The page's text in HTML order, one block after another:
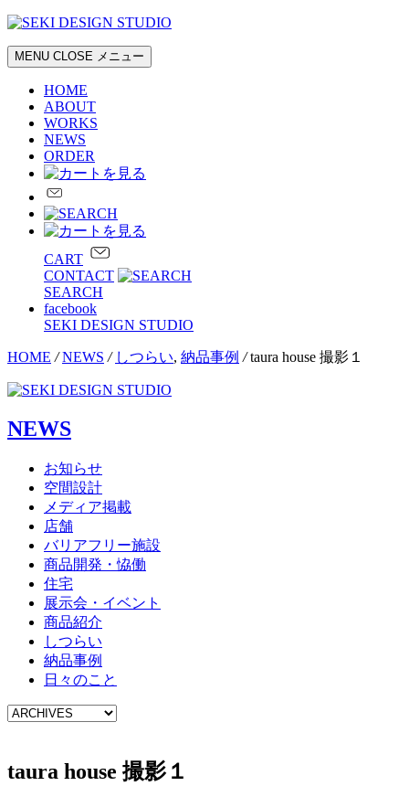
MENU CLOSE メニュー
HOME
ABOUT
WORKS
NEWS
ORDER
CART
CONTACT
SEARCH
facebook
SEKI DESIGN STUDIO
HOME / NEWS / しつらい, 納品事例 / taura house 撮影１
NEWS
お知らせ
空間設計
メディア掲載
店舗
バリアフリー施設
商品開発・恊働
住宅
展示会・イベント
商品紹介
しつらい
納品事例
日々のこと
taura house 撮影１